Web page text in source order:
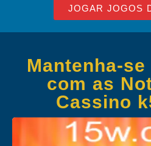
JOGAR JOGOS
Mantenha-
com as
Cassino